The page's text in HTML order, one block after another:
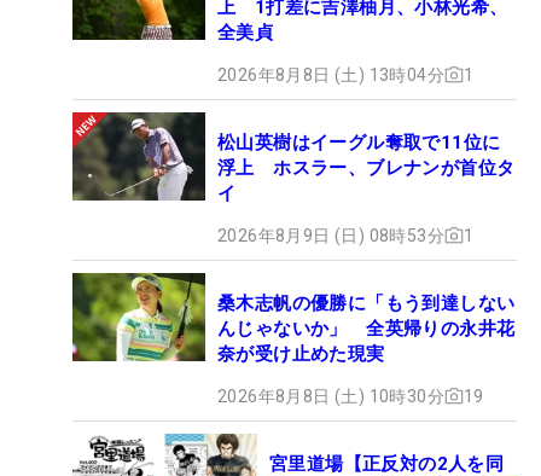
上 1打差に吉澤柚月、小林光希、
全美貞
2026年8月8日 (土) 13時04分 1
松山英樹はイーグル奪取で11位に
浮上 ホスラー、ブレナンが首位タ
イ
2026年8月9日 (日) 08時53分 1
桑木志帆の優勝に「もう到達しない
んじゃないか」 全英帰りの永井花
奈が受け止めた現実
2026年8月8日 (土) 10時30分 19
宮里道場【正反対の2人を同